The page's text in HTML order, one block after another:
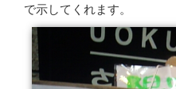
で示してくれます。